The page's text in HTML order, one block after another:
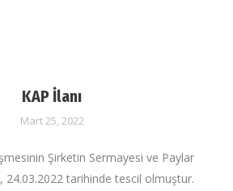
KAP İlanı
Mart 25, 2022
Şirketin Sermayesi ve Paylar
24.03.2022 tarihinde tescil olmuştur.